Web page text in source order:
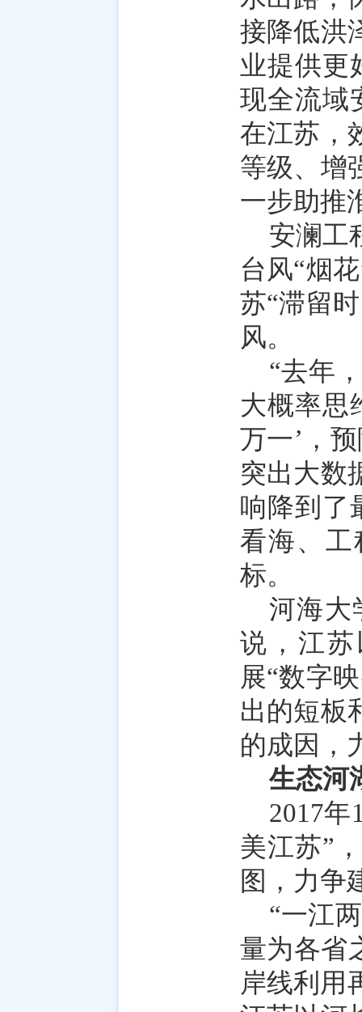
接降低洪
业提供更
现全流域
在江苏，
等级、增
一步助推
安澜工
台风“烟
苏“滞留
风。
“去年
大概率思
万一’，
突出大数
响降到了
看海、工
标。
河海大
说，江
展“数字
出的短板
的成因，
生态河
2017
美江苏”
图，力争
“一江
量为各省
岸线利用